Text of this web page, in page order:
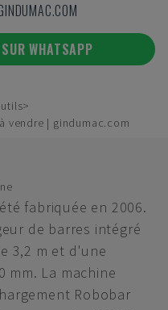
WHATSAPP
vendre | gindumac.com
fabriquée en 2006.
de barres intégré
3,2 m et d'une
mm. La machine
Robobar